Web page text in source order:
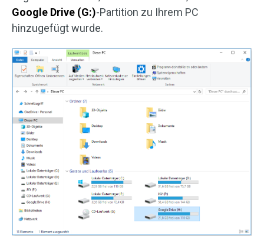
Google Drive (G:)-Partition zu Ihrem PC
hinzugefügt wurde.